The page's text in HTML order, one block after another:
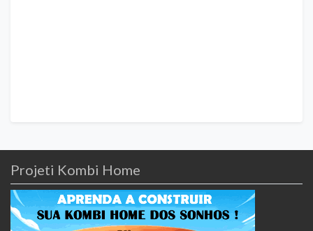
Projeti Kombi Home